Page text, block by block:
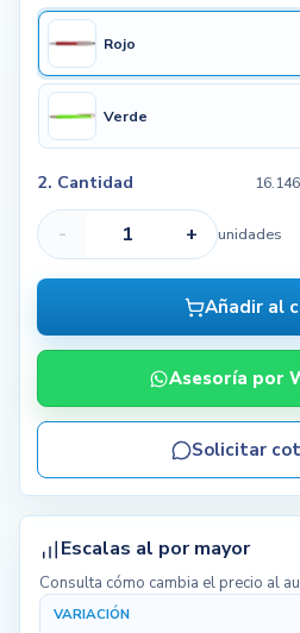
Rojo
Verde
2. Cantidad
- + unidades
Añadir al
Asesoría por
Solicitar
Escalas al por mayor
Consulta cómo cambia el precio al
VARIACIÓN